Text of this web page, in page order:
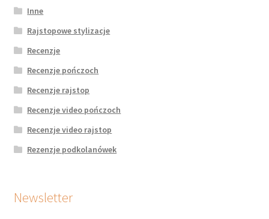
Inne
Rajstopowe stylizacje
Recenzje
Recenzje pończoch
Recenzje rajstop
Recenzje video pończoch
Recenzje video rajstop
Rezenzje podkolanówek
Newsletter